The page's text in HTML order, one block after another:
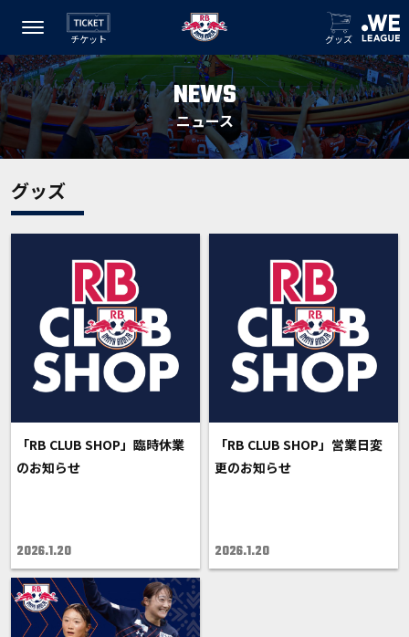
チケット グッズ
NEWS
ニュース
グッズ
「RB CLUB SHOP」臨時休業
のお知らせ
2026.1.20
「RB CLUB SHOP」営業日変
更のお知らせ
2026.1.20